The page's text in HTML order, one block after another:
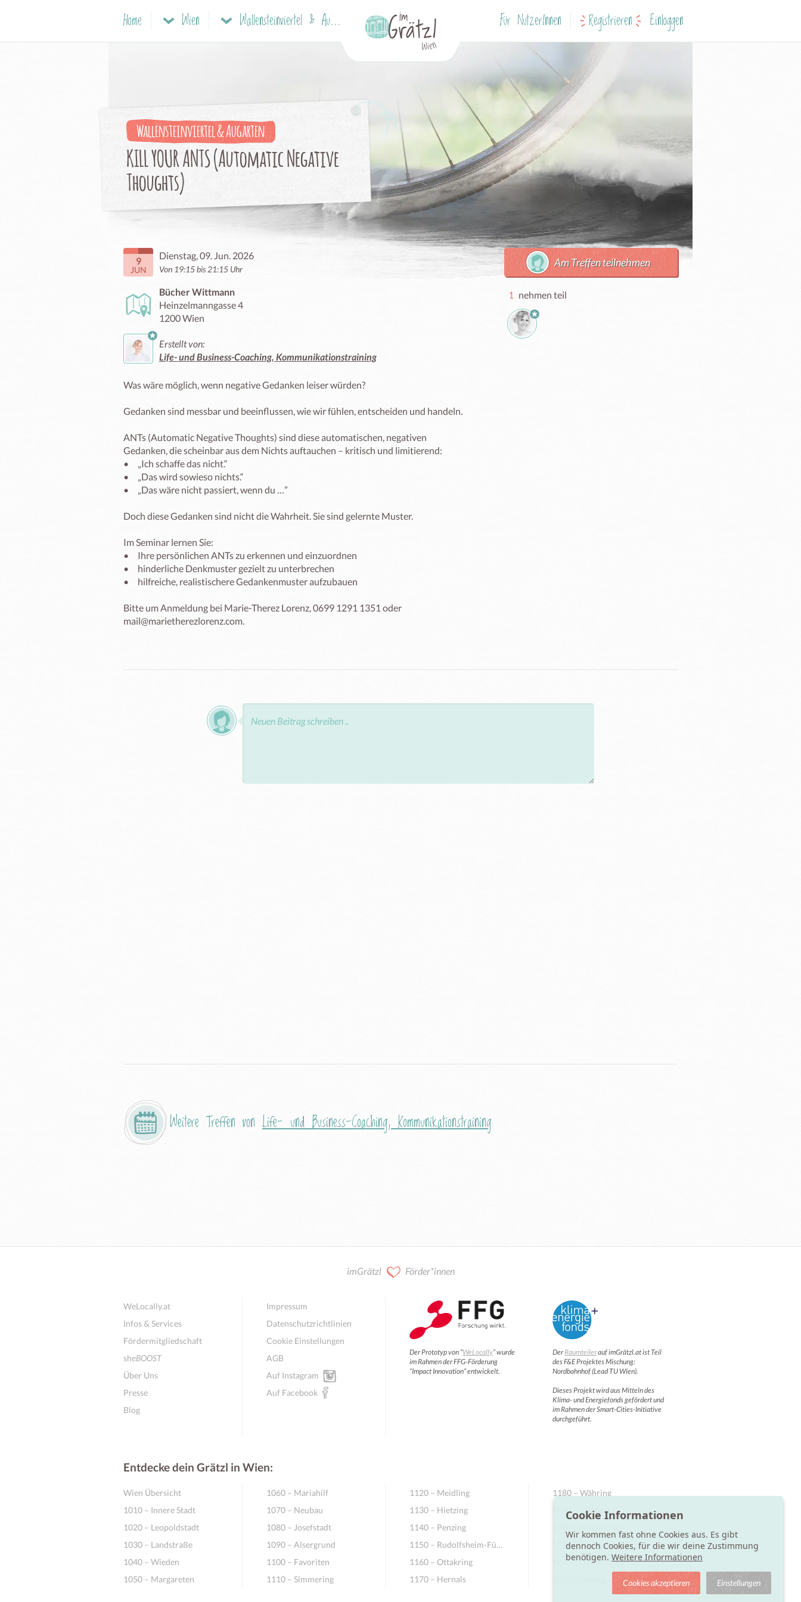
Home Wien Wallensteinviertel & Augarten Für NutzerInnen Registrieren Einloggen
Wallensteinviertel & Augarten
KILL YOUR ANTS (Automatic Negative
Thoughts)
9
JUN
Dienstag, 09. Jun. 2026
Von 19:15 bis 21:15 Uhr
Bücher Wittmann
Heinzelmanngasse 4
1200 Wien
Erstellt von:
Life- und Business-Coaching, Kommunikationstraining
Was wäre möglich, wenn negative Gedanken leiser würden?
Gedanken sind messbar und beeinflussen, wie wir fühlen, entscheiden und handeln.
ANTs (Automatic Negative Thoughts) sind diese automatischen, negativen
Gedanken, die scheinbar aus dem Nichts auftauchen – kritisch und limitierend:
•	„Ich schaffe das nicht.“
•	„Das wird sowieso nichts.“
•	„Das wäre nicht passiert, wenn du …”
Doch diese Gedanken sind nicht die Wahrheit. Sie sind gelernte Muster.
Im Seminar lernen Sie:
•	Ihre persönlichen ANTs zu erkennen und einzuordnen
•	hinderliche Denkmuster gezielt zu unterbrechen
•	hilfreiche, realistischere Gedankenmuster aufzubauen
Bitte um Anmeldung bei Marie-Therez Lorenz, 0699 1291 1351 oder
mail@marietherezlorenz.com.
Am Treffen teilnehmen
1 nehmen teil
Weitere Treffen von Life- und Business-Coaching, Kommunikationstraining
imGrätzl Förder*innen
WeLocally.at
Infos & Services
Fördermitgliedschaft
sheBOOST
Über Uns
Presse
Blog
Impressum
Datenschutzrichtlinien
Cookie Einstellungen
AGB
Auf Instagram
Auf Facebook
Der Prototyp von “WeLocally” wurde
im Rahmen der FFG-Förderung
“Impact Innovation” entwickelt.
DerRaumteilerauf imGrätzl.at ist Teil
des F&E Projektes Mischung:
Nordbahnhof (Lead TU Wien).
Dieses Projekt wird aus Mitteln des
Klima- und Energiefonds gefördert und
im Rahmen der Smart-Cities-Initiative
durchgeführt.
Entdecke dein Grätzl in Wien:
Wien Übersicht
1010 – Innere Stadt
1020 – Leopoldstadt
1030 – Landstraße
1040 – Wieden
1050 – Margareten
1060 – Mariahilf
1070 – Neubau
1080 – Josefstadt
1090 – Alsergrund
1100 – Favoriten
1110 – Simmering
1120 – Meidling
1130 – Hietzing
1140 – Penzing
1150 – Rudolfsheim-Fünfhaus
1160 – Ottakring
1170 – Hernals
1180 – Währing
1190 – Döbling
1200 – Brigittenau
1210 – Floridsdorf
1220 – Donaustadt
1230 – Liesing
Cookie Informationen
Wir kommen fast ohne Cookies aus. Es gibt
dennoch Cookies, für die wir deine Zustimmung
benötigen. Weitere Informationen
Cookies akzeptieren Einstellungen